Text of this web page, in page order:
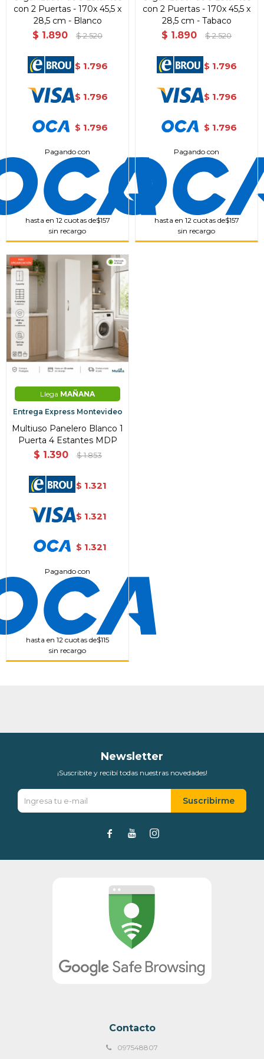
con 2 Puertas - 170x 45,5 x
28,5 cm - Blanco
$ 1.890 $ 2.520
$ 1.796
$ 1.796
$ 1.796
Pagando con
hasta en 12 cuotas de$157
sin recargo
con 2 Puertas - 170x 45,5 x
28,5 cm - Tabaco
$ 1.890 $ 2.520
$ 1.796
$ 1.796
$ 1.796
Pagando con
hasta en 12 cuotas de$157
sin recargo
Llega MAÑANA
Entrega Express Montevideo
Multiuso Panelero Blanco 1
Puerta 4 Estantes MDP
$ 1.390 $ 1.853
$ 1.321
$ 1.321
$ 1.321
Pagando con
hasta en 12 cuotas de$115
sin recargo
Contacto
097548807
Newsletter
¡Suscribite y recibí todas nuestras novedades!
Suscribirme
  
Fecha de nacimiento
Elegí Pago Después como metodo de pago
* sujeto a aprobación crediticia. El monto disponible
puede variar por comercio